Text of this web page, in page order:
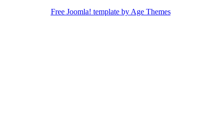
Free Joomla! template by Age Themes